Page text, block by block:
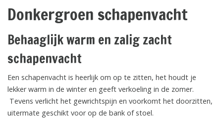
Donkergroen schapenvacht
Behaaglijk warm en zalig zacht
schapenvacht
Een schapenvacht is heerlijk om op te zitten, het houdt je
lekker warm in de winter en geeft verkoeling in de zomer.
Tevens verlicht het gewrichtspijn en voorkomt het doorzitten,
uitermate geschikt voor op de bank of stoel.